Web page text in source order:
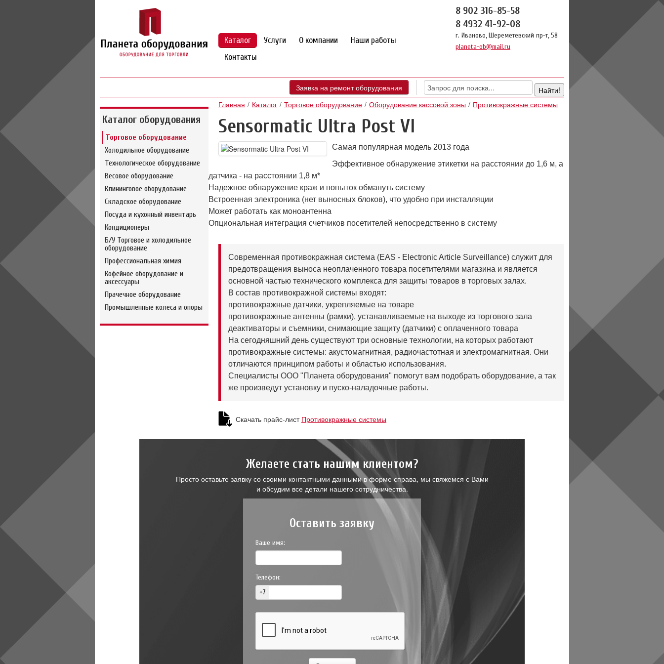
Каталог Услуги О компании
Наши работы
Контакты
8 902 316-85-58
8 4932 41-92-08
г. Иваново, Шереметевский пр-т, 58
planeta-ob@mail.ru
Заявка на ремонт оборудования
Каталог оборудования
Торговое оборудование
Холодильное оборудование
Технологическое оборудование
Весовое оборудование
Клининговое оборудование
Складское оборудование
Посуда и кухонный инвентарь
Кондиционеры
Б/У Торговое и холодильное
оборудование
Профессиональная химия
Кофейное оборудование и
аксессуары
Прачечное оборудование
Промышленные колеса и опоры
Главная Каталог Торговое оборудование Оборудование кассовой зоны Противокражные системы
Sensormatic Ultra Post VI
Cамая популярная модель 2013 года
Эффективное обнаружение этикетки на расстоянии до 1,6 м, а
датчика - на расстоянии 1,8 м*
Надежное обнаружение краж и попыток обмануть систему
Встроенная электроника (нет выносных блоков), что удобно при инсталляции
Может работать как моноантенна
Опциональная интеграция счетчиков посетителей непосредственно в систему
Современная противокражная система (EAS - Electronic Article Surveillance) служит для
предотвращения выноса неоплаченного товара посетителями магазина и является
основной частью технического комплекса для защиты товаров в торговых залах.
В состав противокражной системы входят:
противокражные датчики, укрепляемые на товаре
противокражные антенны (рамки), устанавливаемые на выходе из торгового зала
деактиваторы и съемники, снимающие защиту (датчики) с оплаченного товара
На сегодняшний день существуют три основные технологии, на которых работают
противокражные системы: акустомагнитная, радиочастотная и электромагнитная. Они
отличаются принципом работы и областью использования.
Специалисты ООО "Планета оборудования" помогут вам подобрать оборудование, а так
же произведут установку и пуско-наладочные работы.
Скачать прайс-лист Противокражные системы
Желаете стать нашим клиентом?
Просто оставьте заявку со своими контактными данными в форме справа, мы свяжемся с Вами
и обсудим все детали нашего сотрудничества.
Оставить заявку
Ваше имя:
Телефон:
+7